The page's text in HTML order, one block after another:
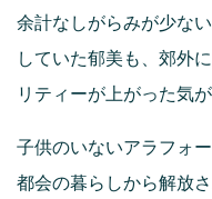
余計なしがらみが少な
していた郁美も、郊外
リティーが上がった気が
子供のいないアラフォ
都会の暮らしから解放